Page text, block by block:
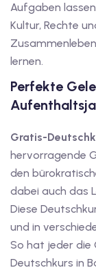
Deutschkurse mit
mit
mit
A2
Deutschkurse
Aufgaben
Kultur, Rechte
lernen.
Perfekte
Gratis-
hervorragende
den
dabei auch das
Diese
und in
So hat jeder die
Deutschkurs in